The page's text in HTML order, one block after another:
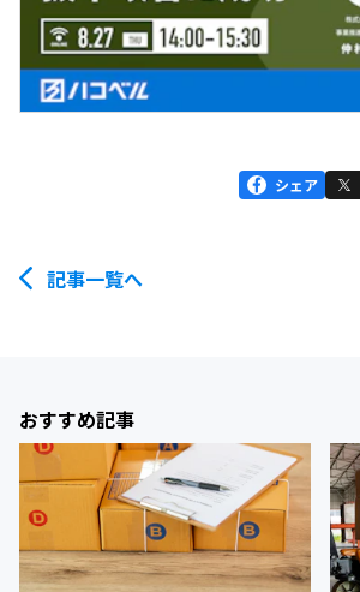
シェア
記事一覧へ
おすすめ記事